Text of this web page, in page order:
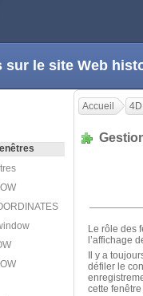
sur le site Web
Accueil
Le rôle des
l’affichage
Il y a
défiler le
cette